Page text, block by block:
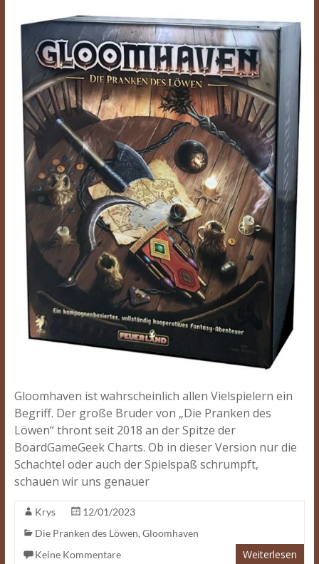
Gloomhaven ist wahrscheinlich allen Vielspielern ein
Begriff. Der große Bruder von „Die Pranken des
Löwen“ thront seit 2018 an der Spitze der
BoardGameGeek Charts. Ob in dieser Version nur die
Schachtel oder auch der Spielspaß schrumpft,
schauen wir uns genauer
Krys
12/01/2023
Die Pranken des Löwen, Gloomhaven
Keine Kommentare
Weiterlesen